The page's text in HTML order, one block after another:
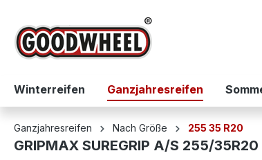
Zur Hauptnavigation springen
Winterreifen Ganzjahresreifen
Ganzjahresreifen Nach Größe 255 35 R20
GRIPMAX SUREGRIP A/S 255/